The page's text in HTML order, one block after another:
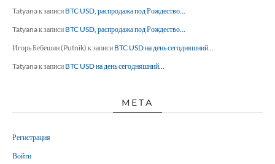
Tatyanaк записи BTC USD, распродажа под Рождество…
Tatyanaк записи BTC USD, распродажа под Рождество…
Игорь Бебешин (Putnik) к записи BTC USD на день сегодняшний…
Tatyanaк записи BTC USD на день сегодняшний…
МЕТА
Регистрация
Войти